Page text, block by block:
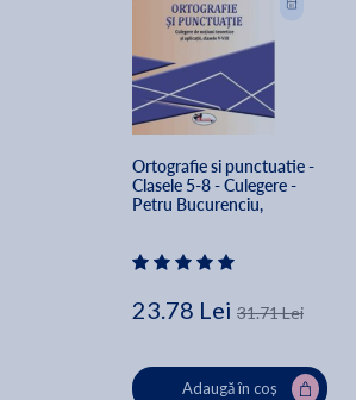
Ortografie si punctuatie -
Clasele 5-8 - Culegere -
Petru Bucurenciu,
23.78 Lei 31.71 Lei
Adaugă în coș